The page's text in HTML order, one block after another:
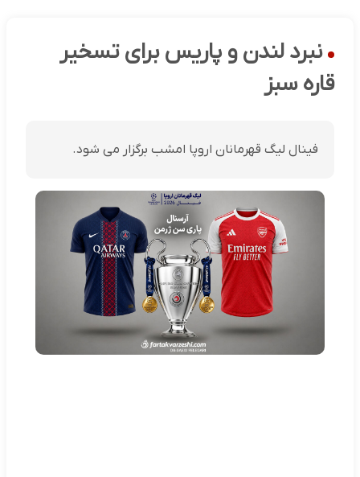
نبرد لندن و پاریس برای تسخیر
قاره سبز
فینال لیگ قهرمانان اروپا امشب برگزار می شود.